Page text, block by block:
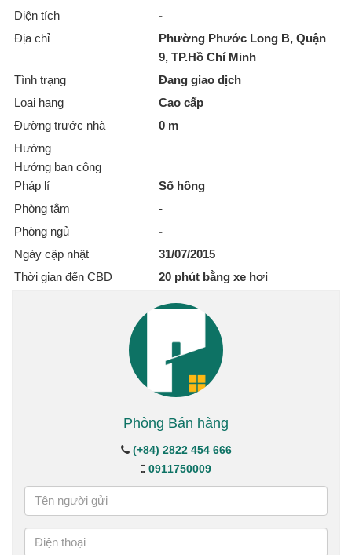
Diện tích
-
Địa chỉ
Phường Phước Long B, Quận
9, TP.Hồ Chí Minh
Tình trạng
Đang giao dịch
Loại hạng
Cao cấp
Đường trước nhà
0 m
Hướng
Hướng ban công
Pháp lí
Sổ hồng
Phòng tắm
-
Phòng ngủ
-
Ngày cập nhật
31/07/2015
Thời gian đến CBD
20 phút bằng xe hơi
Phòng Bán hàng
(+84) 2822 454 666
0911750009